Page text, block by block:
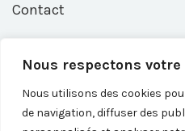
Nous respectons votre
Nous utilisons des cookies
de navigation, diffuser des
Contact
Entrez votre e-mail, nous
les AromaPrime vidéos
Adresse e-mail*